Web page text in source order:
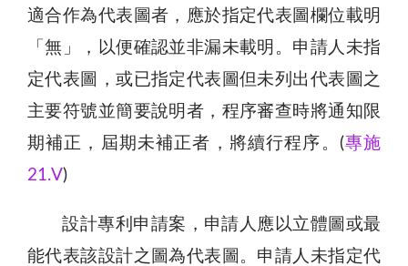
適合作為代表圖者，應於指定代表圖欄位載明
「無」，以便確認並非漏未載明。申請人未指
定代表圖，或已指定代表圖但未列出代表圖之
主要符號並簡要說明者，程序審查時將通知限
期補正，屆期未補正者，將續行程序。(專施
21.V)
設計專利申請案，申請人應以立體圖或最
能代表該設計之圖為代表圖。申請人未指定代